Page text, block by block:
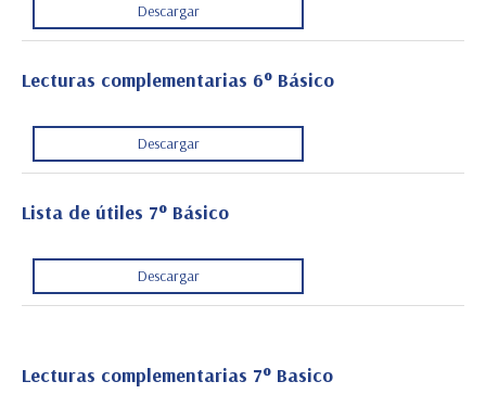
Descargar
Lecturas complementarias 6° Básico
Descargar
Lista de útiles 7° Básico
Descargar
Lecturas complementarias 7° Basico